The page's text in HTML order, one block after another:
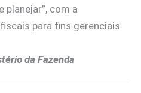
planejar”, com a
para fins gerenciais.
da Fazenda